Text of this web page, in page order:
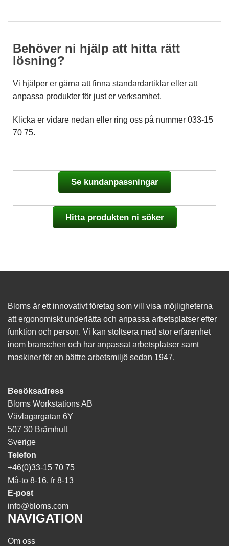
Behöver ni hjälp att hitta rätt
lösning?
Vi hjälper er gärna att finna standardartiklar eller att
anpassa produkter för just er verksamhet.
Klicka er vidare nedan eller ring oss på nummer 033-15
70 75.
Se kundanpassningar
Hitta produkten ni söker
Bloms är ett innovativt företag som vill visa möjligheterna
att ergonomiskt underlätta och anpassa arbetsplatser efter
funktion och person. Vi kan stoltsera med stor erfarenhet
inom branschen och har anpassat arbetsplatser samt
maskiner för en bättre arbetsmiljö sedan 1947.
Besöksadress
Bloms Workstations AB
Vävlagargatan 6Y
507 30 Brämhult
Sverige
Telefon
+46(0)33-15 70 75
Må-to 8-16, fr 8-13
E-post
info@bloms.com
NAVIGATION
Om oss
baserat på
hur
hemsidan
hemsida ska
prestera så
besök. Om
funktionalitet
beteende när du
surfar ökar du
chansen att få se
personligt
anpassat
erbjudanden.